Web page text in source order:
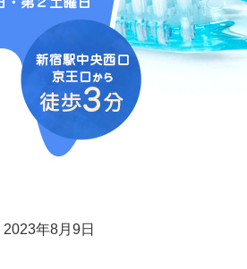
2023年8月9日